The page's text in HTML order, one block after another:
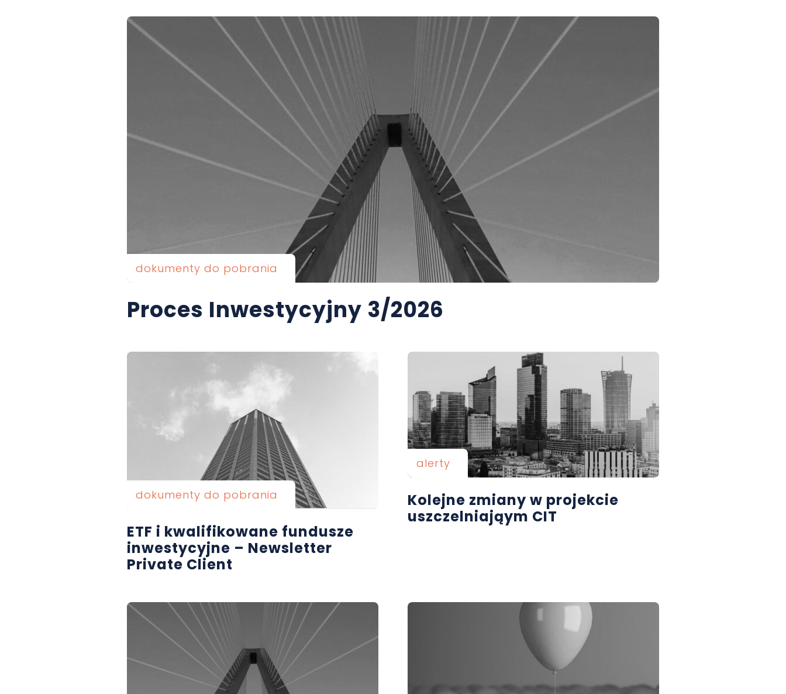
dokumenty do pobrania
Proces Inwestycyjny 3/2026
dokumenty do pobrania
ETF i kwalifikowane fundusze
inwestycyjne – Newsletter
Private Client
alerty
Kolejne zmiany w projekcie
uszczelniająym CIT